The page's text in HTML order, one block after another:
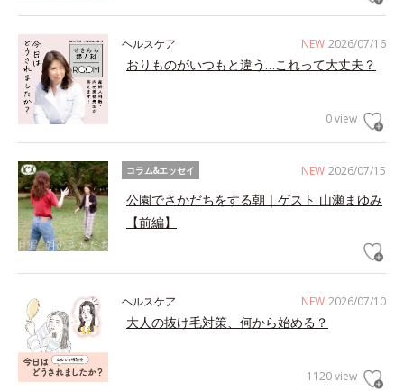
NEW 2026/07/16
ヘルスケア
おりものがいつもと違う…これって大丈夫？
0 view
NEW 2026/07/15
コラム&エッセイ
公園でさかだちをする朝｜ゲスト 山瀬まゆみ
【前編】
NEW 2026/07/10
ヘルスケア
大人の抜け毛対策、何から始める？
1120 view